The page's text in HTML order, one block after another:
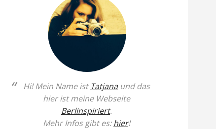
Hi! Mein Name ist Tatjanaund das
hier ist meine Webseite
Berlinspiriert.
Mehr Infos gibt es:hier!